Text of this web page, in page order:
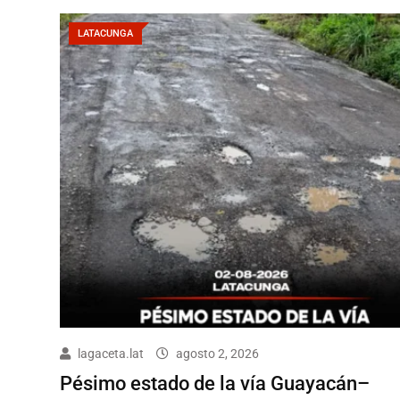
LATACUNGA
lagaceta.lat agosto 2, 2026
Pésimo estado de la vía Guayacán–